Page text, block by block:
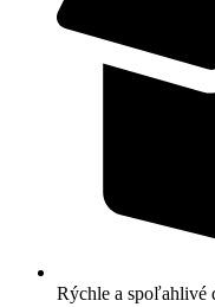
Rýchle a spoľahlivé